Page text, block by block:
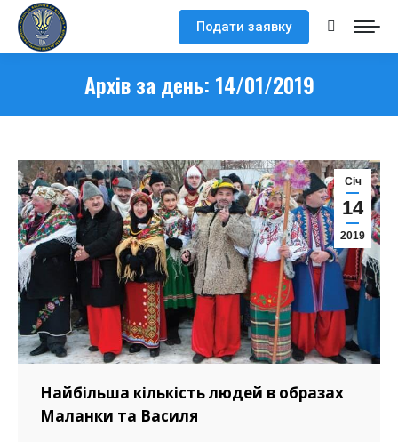
Подати заявку Search:
Архів за день: 14/01/2019
Cіч
14
2019
Найбільша кількість людей в образах
Маланки та Василя